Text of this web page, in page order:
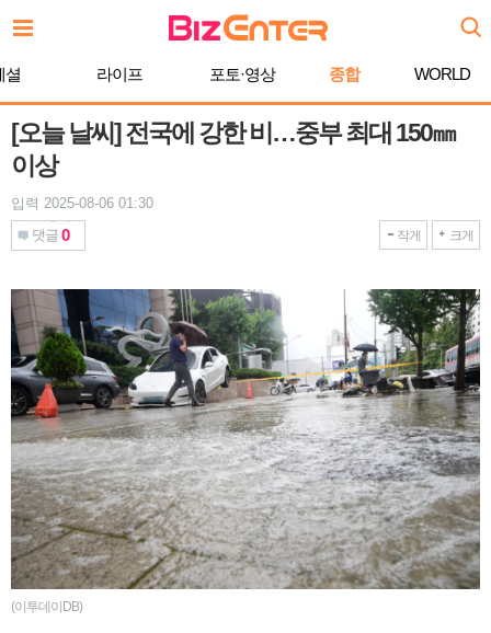
문
로
기
셜 라이프 포토·영상 종합 WORLD
[오늘 날씨] 전국에 강한 비…중부 최대 150㎜
이상
입력 2025-08-06 01:30
댓글 0 작게 크게
(이투데이DB)